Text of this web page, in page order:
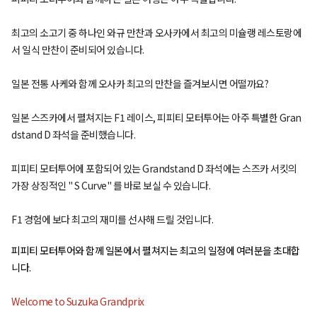
최고의 소고기 중 하나인 와규 만찬과 오사카에서 최고의 미슐랭 레스토랑에
서 일식 만찬이 준비되어 있습니다.
일본 전통 사케와 함께 오사카 최고의 만찬을 즐겨보시면 어떨까요?
일본 스즈카에서 펼쳐지는 F1 레이스, 피피티 모터투어는 아주 특별한 Gran
dstand D 좌석을 준비했습니다.
피피티 모터투어에 포함되어 있는 Grandstand D 좌석에는 스즈카 서킷의
가장 상징적인 " S Curve" 를 바로 보실 수 있습니다.
F1 경험에 보다 최고의 재미를 선사해 드릴 것입니다.
피피티 모터투어와 함께 일본에서 펼쳐지는 최고의 일정에 여러분을 초대합
니다.
Welcome to Suzuka Grandprix